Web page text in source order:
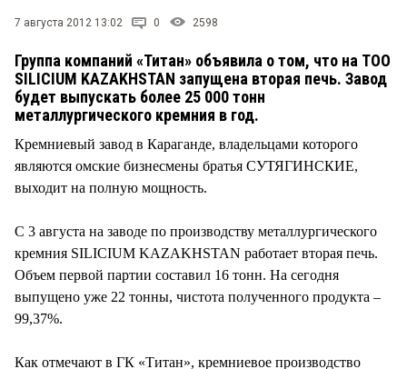
7 августа 2012 13:02 0 2598
Группа компаний «Титан» объявила о том, что на ТОО
SILICIUM KAZAKHSTAN запущена вторая печь. Завод
будет выпускать более 25 000 тонн
металлургического кремния в год.
Кремниевый завод в Караганде, владельцами которого
являются омские бизнесмены братья СУТЯГИНСКИЕ,
выходит на полную мощность.
С 3 августа на заводе по производству металлургического
кремния SILICIUM KAZAKHSTAN работает вторая печь.
Объем первой партии составил 16 тонн. На сегодня
выпущено уже 22 тонны, чистота полученного продукта –
99,37%.
Как отмечают в ГК «Титан», кремниевое производство